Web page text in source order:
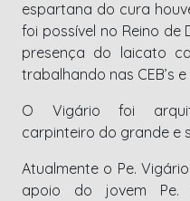
espartana do cura
foi possível no Reino de
presença do laicato
trabalhando nas CEB’s
O Vigário foi
carpinteiro do grande e
Atualmente o Pe.
apoio do jovem Pe.